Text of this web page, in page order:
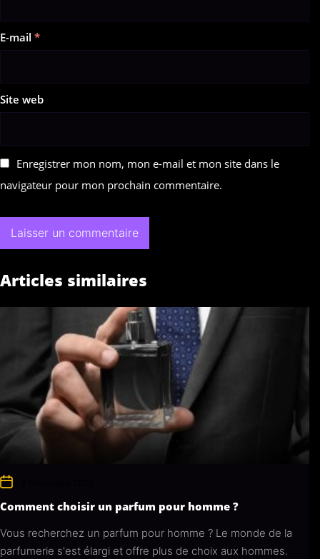
E-mail *
Site web
Enregistrer mon nom, mon e-mail et mon site dans le
navigateur pour mon prochain commentaire.
Articles similaires
Comment choisir un parfum pour homme ?
Vous recherchez un parfum pour homme ? Le monde de la
parfumerie s'est élargi et offre plus de choix aux hommes.